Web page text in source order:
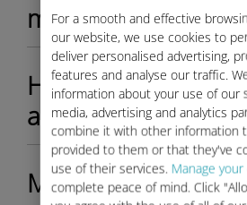
For a smooth and effective
our website, we use cookies to
deliver personalised advertising,
features and analyse our traffic.
information about your use of our
media, advertising and analytics
combine it with other information
provided to them or that they've
use of their services. Manage
complete peace of mind. Click
mijn Maserati?
Hoe kan ik mijn
account
Mijn dataplan is